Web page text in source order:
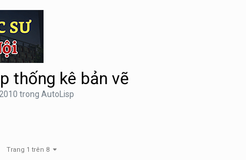
thống kê bản vẽ
trong AutoLisp
Trang 1 trên 8